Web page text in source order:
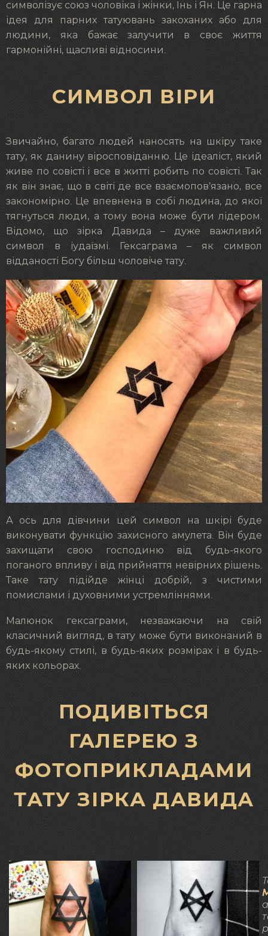
символізує союз чоловіка і жінки, Інь і Ян. Це гарна
ідея для парних татуювань закоханих або для
людини, яка бажає залучити в своє життя
гармонійні, щасливі відносини.
СИМВОЛ ВІРИ
Звичайно, багато людей наносять на шкіру таке
тату, як данину віросповіданню. Це ідеаліст, який
живе по совісті і все в житті робить по совісті. Так
як він знає, що в світі де все взаємопов’язано, все
закономірно. Це впевнена в собі людина, до якої
тягнуться люди, а тому вона може бути лідером.
Відомо, що зірка Давида – дуже важливий
символ в іудаїзмі. Гексаграма – як символ
відданості Богу більш чоловіче тату.
А ось для дівчини цей символ на шкірі буде
виконувати функцію захисного амулета. Він буде
захищати свою господиню від будь-якого
поганого впливу і від прийняття невірних рішень.
Таке тату підійде жінці добрій, з чистими
помислами і духовними устремліннями.
Малюнок гексаграми, незважаючи на свій
класичний вигляд, в тату може бути виконаний в
будь-якому стилі, в будь-яких розмірах і в будь-
яких кольорах.
ПОДИВІТЬСЯ
ГАЛЕРЕЮ З
ФОТОПРИКЛАДАМИ
ТАТУ ЗІРКА ДАВИДА